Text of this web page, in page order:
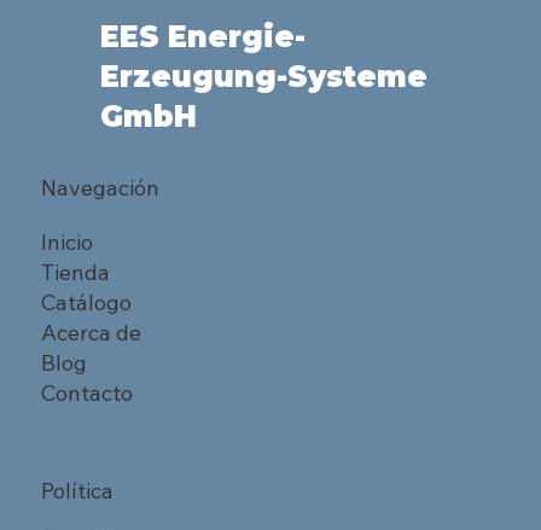
EES Energie-
Erzeugung-Systeme
GmbH
Navegación
Inicio
Tienda
Catálogo
Acerca de
Blog
Contacto
Política